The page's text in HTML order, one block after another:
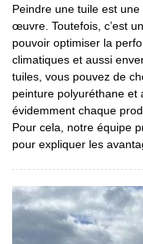
Peindre une tuile est
œuvre. Toutefois, c’est
pouvoir optimiser la
climatiques et aussi
tuiles, vous pouvez de
peinture polyuréthane et
évidemment chaque
Pour cela, notre équipe
pour expliquer les